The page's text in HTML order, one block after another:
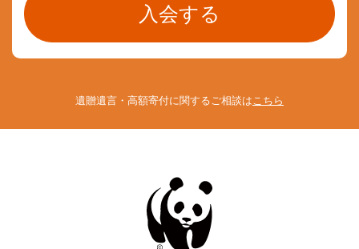
遺贈遺言・高額寄付に関するご相談は こちら